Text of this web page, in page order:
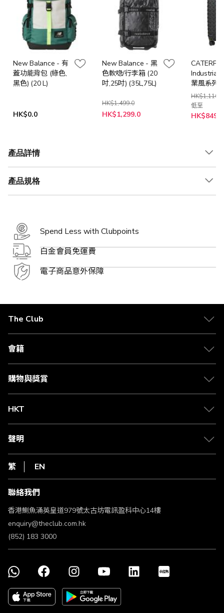
New Balance - 有
蓋功能背包 (綠色,
黑色) (20 L)
HK$0.0
New Balance - 黑
色軟喼/行李箱 (20
吋,25吋) (35L,75L)
HK$1,499.0
HK$1,299.0
Industrial
業風系列
(20"/24"/
黃色)
HK$1,110.0
低至
HK$849.0
產品詳情
產品規格
Spend Less with Clubpoints
白金會員免運費
電子商品意外保障
The Club
關於 The Club
合作夥伴
媒體中心
會籍
會籍及專屬禮遇
賺取積分
購物與獎賞
物流與配送
Club Shopping 商品領取站
常見問題
HKT
csl.
1010
HKT
聲明
私隱聲明
使用條款
條款及細則
不歧視及不騷擾聲明
認可牌照及通告
繁 EN
聯絡我們
香港鰂魚涌英皇道979號太古坊電訊盈科中心14樓
enquiry@theclub.com.hk
(852) 183 3000